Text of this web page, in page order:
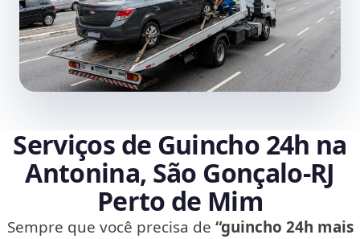
Serviços de Guincho 24h na
Antonina, São Gonçalo‑RJ
Perto de Mim
Sempre que você precisa de “guincho 24h mais